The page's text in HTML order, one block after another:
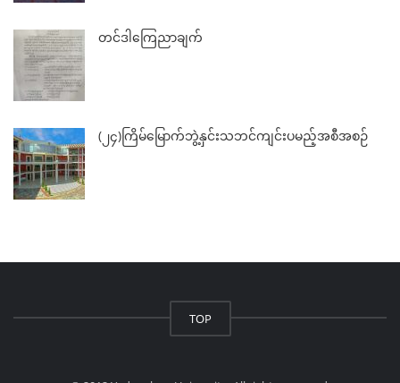
တင်ဒါကြေညာချက်
(၂၄)ကြိမ်မြောက်ဘွဲ့နှင်းသဘင်ကျင်းပမည့်အစီအစဉ်
TOP